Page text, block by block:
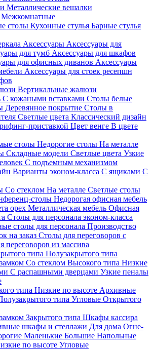
Металлические вешалки
Межкомнатные
столы Кухонные стулья Барные стулья
Аксессуары Аксессуары для
для тумб Аксессуары для шкафов
для офисных диванов Аксессуары
Аксессуары для стоек ресепшн
Вертикальные жалюзи
С кожаными вставками Столы белые
Деревянное покрытие Столы в
Светлые цвета Классический дизайн
приставкой Цвет венге В цвете
столы Недорогие столы На металле
Складные модели Светлые цвета Узкие
С подъемным механизмом
Варианты эконом-класса С ящиками С
Со стеклом На металле Светлые столы
столы Недорогая офисная мебель
орех Металлическая мебель Офисная
Столы для персонала эконом-класса
столы для персонала Производство
на заказ Столы для переговоров с
переговоров из массива
типа Полузакрытого типа
Со стеклом Высокого типа Низкие
С распашными дверцами Узкие пеналы
типа Низкие по высоте Архивные
типа Угловые Открытого
Закрытого типа Шкафы кассира
шкафы и стеллажи Для дома Огне-
Маленькие Большие Напольные
по высоте Угловые